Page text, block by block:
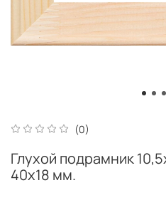
(0)
Глухой подрамник
40х18 мм.